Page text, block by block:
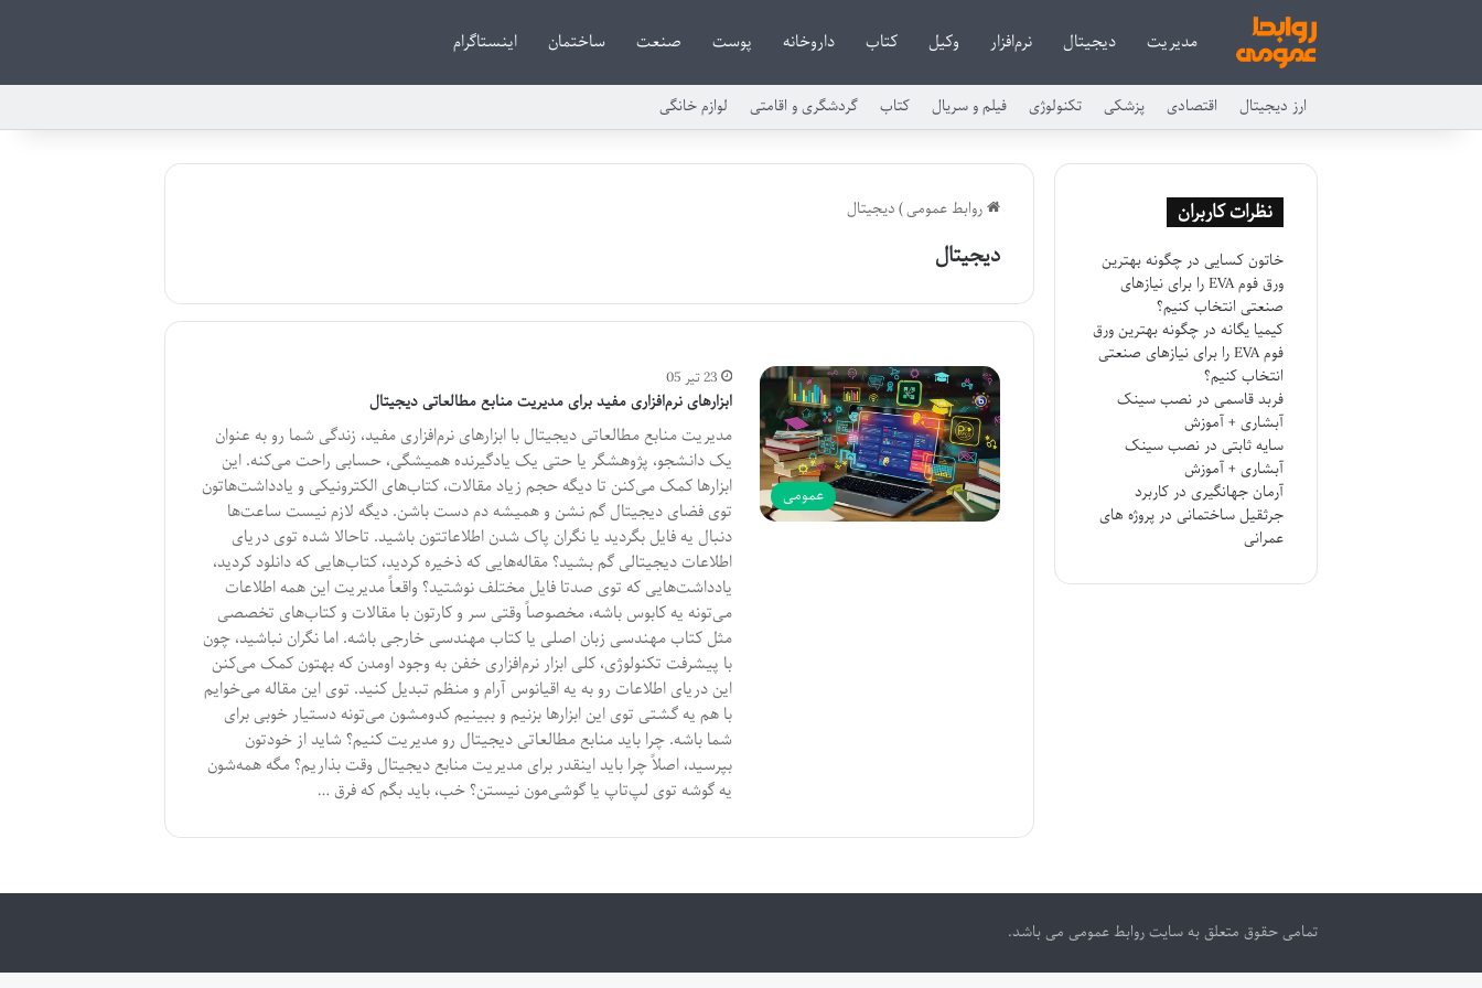
مدیریت دیجیتال نرم‌افزار وکیل کتاب داروخانه پوست صنعت ساختمان اینستاگرام
ارز دیجیتال اقتصادی پزشکی تکنولوژی فیلم و سریال کتاب گردشگری و اقامتی لوازم خانگی
روابط عمومی)دیجیتال
دیجیتال
عمومی
23 تیر 05
ابزارهای نرم‌افزاری مفید برای مدیریت منابع مطالعاتی دیجیتال
مدیریت منابع مطالعاتی دیجیتال با ابزارهای نرم‌افزاری مفید، زندگی شما رو به عنوان
یک دانشجو، پژوهشگر یا حتی یک یادگیرنده همیشگی، حسابی راحت می‌کنه. این
ابزارها کمک می‌کنن تا دیگه حجم زیاد مقالات، کتاب‌های الکترونیکی و یادداشت‌هاتون
توی فضای دیجیتال گم نشن و همیشه دم دست باشن. دیگه لازم نیست ساعت‌ها
دنبال یه فایل بگردید یا نگران پاک شدن اطلاعاتتون باشید. تاحالا شده توی دریای
اطلاعات دیجیتالی گم بشید؟ مقاله‌هایی که ذخیره کردید، کتاب‌هایی که دانلود کردید،
یادداشت‌هایی که توی صدتا فایل مختلف نوشتید؟ واقعاً مدیریت این همه اطلاعات
می‌تونه یه کابوس باشه، مخصوصاً وقتی سر و کارتون با مقالات و کتاب‌های تخصصی
مثل کتاب مهندسی زبان اصلی یا کتاب مهندسی خارجی باشه. اما نگران نباشید، چون
با پیشرفت تکنولوژی، کلی ابزار نرم‌افزاری خفن به وجود اومدن که بهتون کمک می‌کنن
این دریای اطلاعات رو به یه اقیانوس آرام و منظم تبدیل کنید. توی این مقاله می‌خوایم
با هم یه گشتی توی این ابزارها بزنیم و ببینیم کدومشون می‌تونه دستیار خوبی برای
شما باشه. چرا باید منابع مطالعاتی دیجیتال رو مدیریت کنیم؟ شاید از خودتون
بپرسید، اصلاً چرا باید اینقدر برای مدیریت منابع دیجیتال وقت بذاریم؟ مگه همه‌شون
یه گوشه توی لپ‌تاپ یا گوشی‌مون نیستن؟ خب، باید بگم که فرق …
نظرات کاربران
خاتون کسایی درچگونه بهترین
ورق فوم EVA را برای نیازهای
صنعتی انتخاب کنیم؟
کیمیا یگانه درچگونه بهترین ورق
فوم EVA را برای نیازهای صنعتی
انتخاب کنیم؟
فربد قاسمی درنصب سینک
آبشاری + آموزش
سایه ثابتی درنصب سینک
آبشاری + آموزش
آرمان جهانگیری درکاربرد
جرثقیل ساختمانی در پروژه های
عمرانی
تمامی حقوق متعلق به سایت روابط عمومی می باشد.